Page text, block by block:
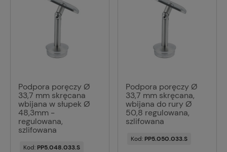
Podpora poręczy Ø
33,7 mm skręcana
wbijana w słupek Ø
48,3mm -
regulowana,
szlifowana
Kod: PP5.048.033.S
Podpora poręczy Ø
33,7 mm skręcana,
wbijana do rury Ø
50,8 regulowana,
szlifowana
Kod: PP5.050.033.S